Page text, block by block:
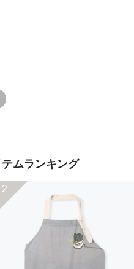
ムランキング
2